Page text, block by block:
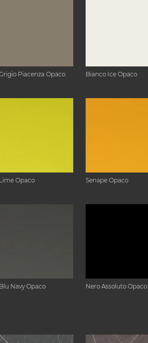
Piacenza Opaco Bianco Ice Opaco
Lime Opaco Senape Opaco
Blu Navy Opaco Nero Assoluto Opaco